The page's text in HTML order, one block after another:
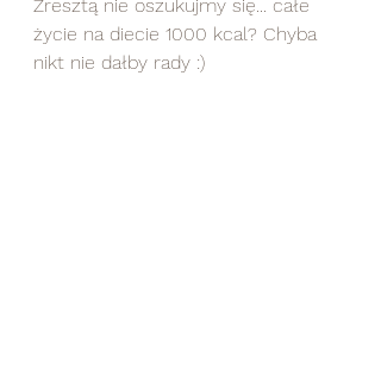
Zresztą nie oszukujmy się... całe
życie na diecie 1000 kcal? Chyba
nikt nie dałby rady :)